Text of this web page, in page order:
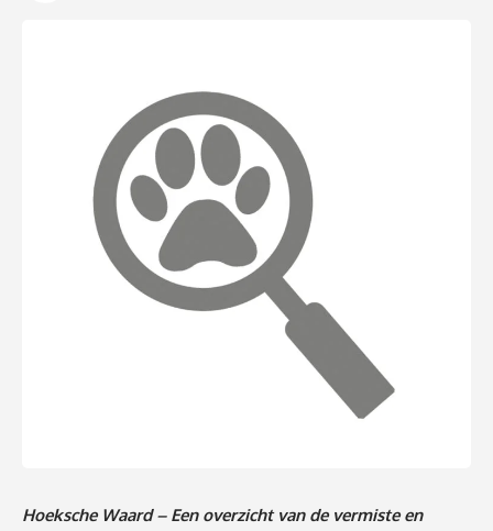
Hoeksche Waard – Een overzicht van de vermiste en